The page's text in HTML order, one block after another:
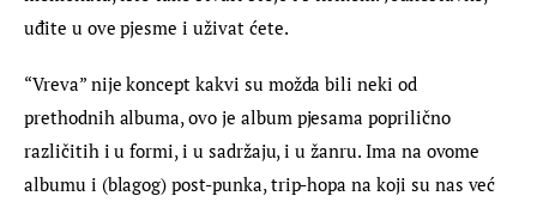
uđite u ove pjesme i uživat ćete.
“Vreva” nije koncept kakvi su možda bili neki od
prethodnih albuma, ovo je album pjesama poprilično
različitih i u formi, i u sadržaju, i u žanru. Ima na ovome
albumu i (blagog) post-punka, trip-hopa na koji su nas već